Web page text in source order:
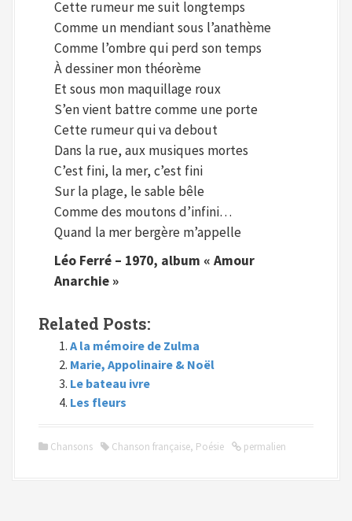
Cette rumeur me suit longtemps
Comme un mendiant sous l’anathème
Comme l’ombre qui perd son temps
À dessiner mon théorème
Et sous mon maquillage roux
S’en vient battre comme une porte
Cette rumeur qui va debout
Dans la rue, aux musiques mortes
C’est fini, la mer, c’est fini
Sur la plage, le sable bêle
Comme des moutons d’infini…
Quand la mer bergère m’appelle
Léo Ferré – 1970, album « Amour
Anarchie »
Related Posts:
A la mémoire de Zulma
Marie, Appolinaire & Noël
Le bateau ivre
Les fleurs
Chansons Chanson française, Poésie permalien